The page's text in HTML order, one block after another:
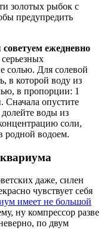
золотых рыбок с
предупредить
ежедневно
солью. Для солевой
в которой воду из
в пропорции: 1
Сначала опустите
воды из
соли,
родной водоем.
даже, силен
чувствует себя
имеет не большой
ну компрессор разве
по двум